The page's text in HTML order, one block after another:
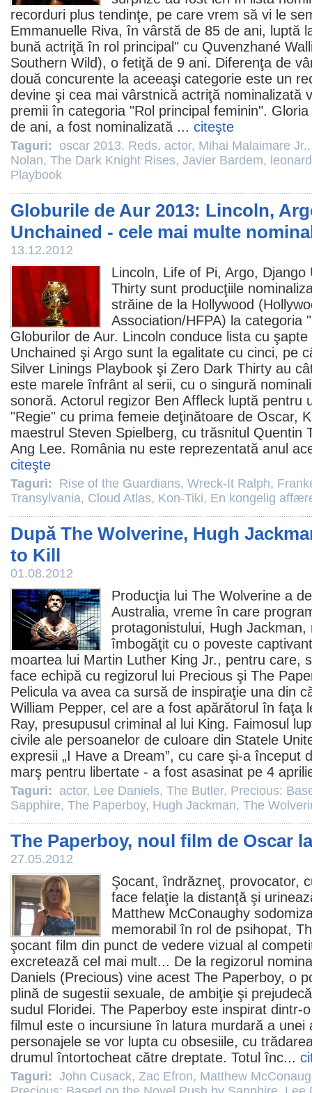
recorduri plus tendinţe, pe care vrem să vi le
Emmanuelle Riva, în vârstă de 85 de ani, luptă
bună actriţă în rol principal" cu Quvenzhané
Southern Wild), o fetiţă de 9 ani. Diferenţa de
două concurente la aceeaşi categorie este un
devine şi cea mai vârstnică actriţă nominalizată
premii în categoria "Rol principal feminin".
de ani, a fost nominalizată ... citeşte
Taguri: oscar 2013, Reds, actor, Mihai Malaimare Jr.
Nolan, The Dark Knight Rises, Javier Bardem,
Playbook
Globurile de Aur 2013: Lincoln,
Unchained - cele mai multe
13.12.2012
Lincoln, Life of Pi, Argo, Django
Thirty sunt producţiile
străine de la Hollywood
Association/HFPA) la categoria
Globurilor de Aur. Lincoln conduce lista cu
Unchained şi Argo sunt la egalitate cu cinci, pe
Silver Linings Playbook şi Zero Dark Thirty au
este marele înfrânt al serii, cu o singură
sonoră. Actorul regizor Ben Affleck luptă pentru
"Regie" cu prima femeie deţinătoare de Oscar,
maestrul Steven Spielberg, cu trăsnitul Quentin
Ang Lee. România nu este reprezentată anul
citeşte
Taguri: Rise of the Guardians, Wreck-It Ralph,
Transylvania, Cloud Atlas, Kon-Tiki, En kongelig
După The Wolverine, Hugh
to Kill
01.08.2012
Producţia lui The Wolverine a
Australia, vreme în care
protagonistului, Hugh Jackman,
îmbogăţit cu o poveste
moartea lui Martin Luther King Jr., pentru care,
face echipă cu regizorul lui Precious şi The
Pelicula va avea ca sursă de inspiraţie una din
William Pepper, cel are a fost apărătorul în faţa
Ray, presupusul criminal al lui King. Faimosul
civile ale persoanelor de culoare din Statele
expresii „I Have a Dream”, cu care şi-a început
marş pentru libertate - a fost asasinat pe 4
Taguri: actor, Lee Daniels, The Butler, Precious:
Sapphire, The Paperboy, Hugh Jackman, The
The Paperboy, noul film de Oscar
27.05.2012
Şocant, îndrăzneţ, provocator,
face felaţie la distanţă şi
Matthew McConaughy
memorabil în rol de psihopat,
şocant film din punct de vedere vizual al
excretează cel mai mult... De la regizorul
Daniels (Precious) vine acest The Paperboy, o
plină de sugestii sexuale, de ambiţie şi
sudul Floridei. The Paperboy este inspirat dintr-
filmul este o incursiune în latura murdară a unei
personajele se vor lupta cu obsesiile, cu
drumul întortocheat către dreptate. Totul înc...
Taguri: John Cusack, Zac Efron, Matthew